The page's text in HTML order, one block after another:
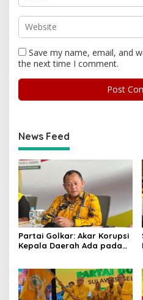
Save my name, email, and
the next time I comment.
News Feed
Partai Golkar: Akar Korupsi
Kepala Daerah Ada pada